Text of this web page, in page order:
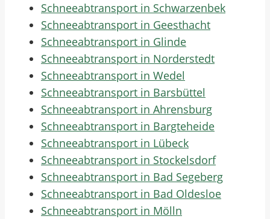
Schneeabtransport in Schwarzenbek
Schneeabtransport in Geesthacht
Schneeabtransport in Glinde
Schneeabtransport in Norderstedt
Schneeabtransport in Wedel
Schneeabtransport in Barsbüttel
Schneeabtransport in Ahrensburg
Schneeabtransport in Bargteheide
Schneeabtransport in Lübeck
Schneeabtransport in Stockelsdorf
Schneeabtransport in Bad Segeberg
Schneeabtransport in Bad Oldesloe
Schneeabtransport in Mölln